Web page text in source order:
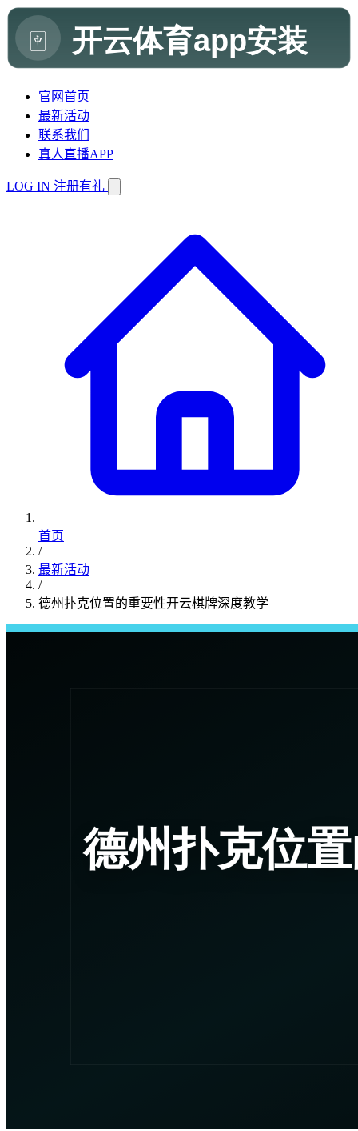
官网首页
最新活动
联系我们
真人直播APP
LOG IN 注册有礼
首页
/
最新活动
/
德州扑克位置的重要性开云棋牌深度教学